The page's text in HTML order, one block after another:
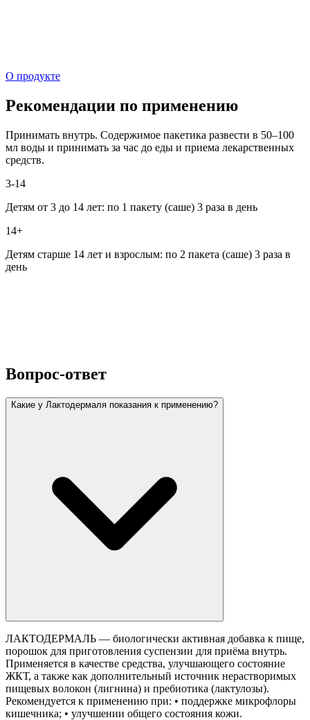
О продукте
Рекомендации по применению
Принимать внутрь. Содержимое пакетика развести в 50–100
мл воды и принимать за час до еды и приема лекарственных
средств.
3-14
Детям от 3 до 14 лет: по 1 пакету (саше) 3 раза в день
14+
Детям старше 14 лет и взрослым: по 2 пакета (саше) 3 раза в
день
Вопрос-ответ
Какие у Лактодермаля показания к применению?
ЛАКТОДЕРМАЛЬ — биологически активная добавка к пище,
порошок для приготовления суспензии для приёма внутрь.
Применяется в качестве средства, улучшающего состояние
ЖКТ, а также как дополнительный источник нерастворимых
пищевых волокон (лигнина) и пребиотика (лактулозы).
Рекомендуется к применению при: • поддержке микрофлоры
кишечника; • улучшении общего состояния кожи.